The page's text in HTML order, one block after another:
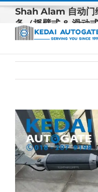
Skip
content
Shah Alam 自动门
务（摇臂式 & 滑动式
View
Larger
Image